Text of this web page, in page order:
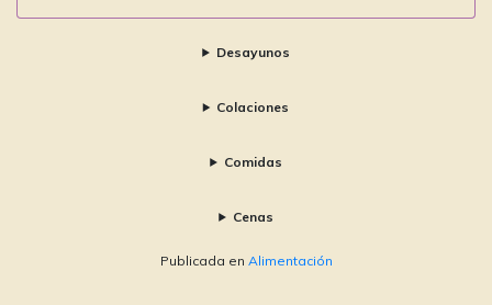
Desayunos
Colaciones
Comidas
Cenas
Publicada en Alimentación